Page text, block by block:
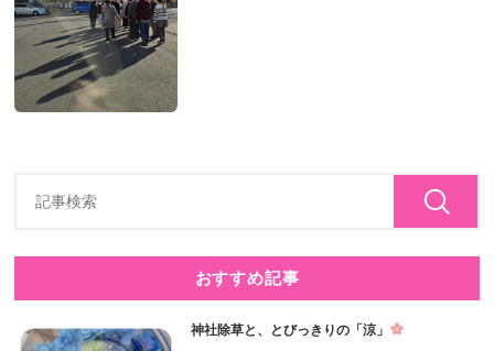
おすすめ記事
神社除草と、とびっきりの「涼」